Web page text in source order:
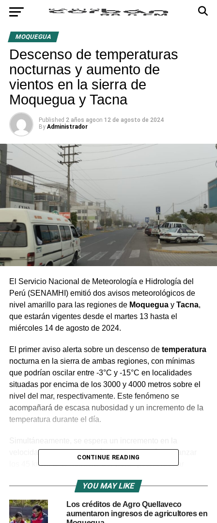
MOQUEGUA
Descenso de temperaturas
nocturnas y aumento de
vientos en la sierra de
Moquegua y Tacna
Published 2 años agoon 12 de agosto de 2024
By Administrador
El Servicio Nacional de Meteorología e Hidrología del
Perú (SENAMHI) emitió dos avisos meteorológicos de
nivel amarillo para las regiones de Moqueguay Tacna,
que estarán vigentes desde el martes 13 hasta el
miércoles 14 de agosto de 2024.
El primer aviso alerta sobre un descenso de temperatura
nocturna en la sierra de ambas regiones, con mínimas
que podrían oscilar entre -3°C y -15°C en localidades
situadas por encima de los 3000 y 4000 metros sobre el
nivel del mar, respectivamente. Este fenómeno se
acompañará de escasa nubosidad y un incremento de la
temperatura durante el día​.
velocidad del viento, con ráfagas que podrían alcanzar
los 45 km/h. Este aumento del viento podría afectar
Basadre, Tarata, Candarave, Mariscal Nieto, y General
Sánchez Cerro​.
El SENAMHI recomienda a la población mantenerse
CONTINUE READING
YOU MAY LIKE
Los créditos de Agro Quellaveco
aumentaron ingresos de agricultores en